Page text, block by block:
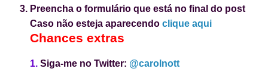
Preencha o formulário que está no final do post
Caso não esteja aparecendo clique aqui
Chances extras
1. Siga-me no Twitter: @carolnott